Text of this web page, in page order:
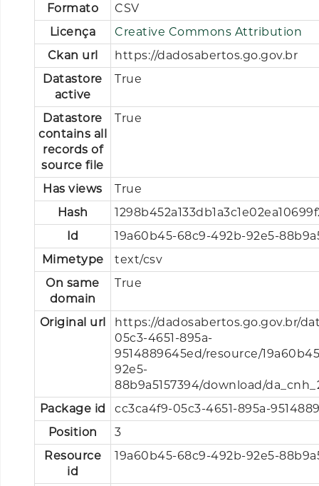
Formato
CSV
Licença
Creative Commons Attribution
Ckan url
https://dadosabertos.go.gov.br
Datastore
active
True
Datastore
contains all
records of
source file
True
Has views
True
Hash
Id
19a60b45-68c9-492b-92e5-
Mimetype
text/csv
On same
domain
True
Original url
https://dadosabertos.go.gov.br/
05c3-4651-895a-
9514889645ed/resource/
92e5-
88b9a5157394/download/
Package id
cc3ca4f9-05c3-4651-895a-
Position
3
Resource
id
19a60b45-68c9-492b-92e5-